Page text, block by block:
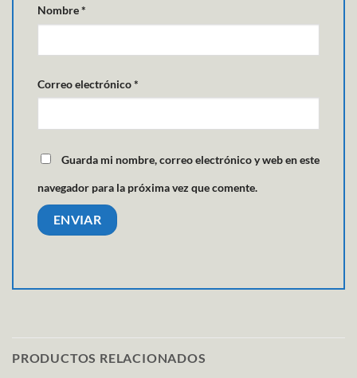
Nombre*
Correo electrónico*
Guarda mi nombre, correo electrónico y web en este
navegador para la próxima vez que comente.
PRODUCTOS RELACIONADOS